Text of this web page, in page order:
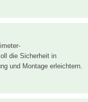
die Sicherheit in
und Montage erleichtern.